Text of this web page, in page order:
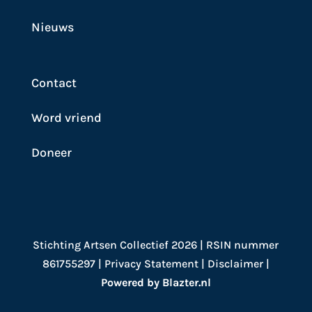
Nieuws
Contact
Word vriend
Doneer
Stichting Artsen Collectief 2026 | RSIN nummer
861755297 | Privacy Statement| Disclaimer|
Powered by Blazter.nl